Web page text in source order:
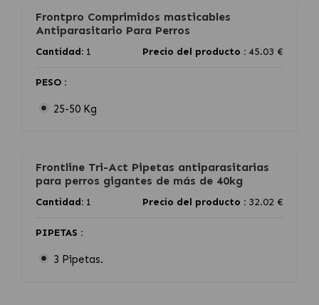
Frontpro Comprimidos masticables
Antiparasitario Para Perros
Cantidad: 1 Precio del producto :45.03 €
PESO :
25-50 Kg
Frontline Tri-Act Pipetas antiparasitarias
para perros gigantes de más de 40kg
Cantidad: 1 Precio del producto :32.02 €
PIPETAS :
3 Pipetas.